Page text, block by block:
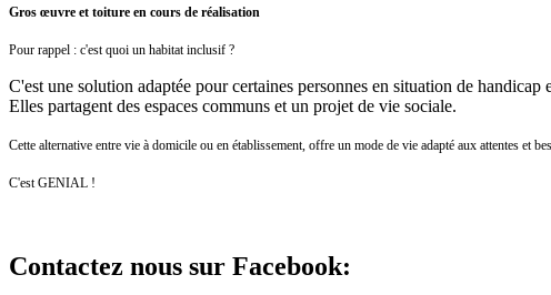
Gros œuvre et toiture en cours de réalisation
Pour rappel : c'est quoi un habitat inclusif ?
C'est une solution adaptée pour certaines personnes en situation de handicap
Elles partagent des espaces communs et un projet de vie sociale.
Cette alternative entre vie à domicile ou en établissement, offre un mode de vie adapté aux attentes et
C'est GENIAL !
Contactez nous sur Facebook: